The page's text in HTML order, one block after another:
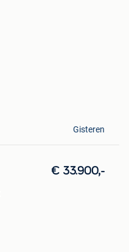
Gisteren
€ 33.900,-